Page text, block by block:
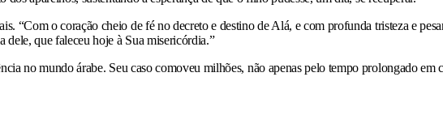
“Com o coração cheio de fé no decreto e destino de Alá, e com profunda tristeza e
que faleceu hoje à Sua misericórdia.”
no mundo árabe. Seu caso comoveu milhões, não apenas pelo tempo prolongado em